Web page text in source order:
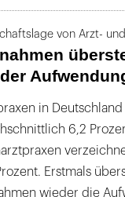
von Arzt-
in
6,2
Erstmals
wieder die